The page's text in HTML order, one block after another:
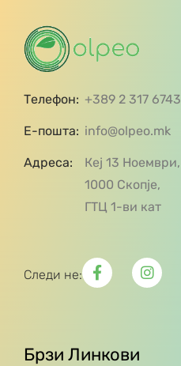
Телефон: +389 2 317 6743
Е-пошта: info@olpeo.mk
Адреса:
Кеј 13 Ноември,
1000 Скопје,
ГТЦ 1-ви кат
Следи не:
Брзи Линкови